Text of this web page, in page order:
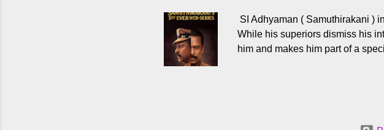
இப்படத்தை சக்தி பிலிம் ஃபேக்டரி
SI Adhyaman ( Samuthirakani )
While his superiors dismiss his
him and makes him part of a
begin to dig deeper, several